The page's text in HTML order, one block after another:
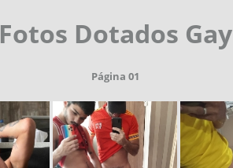
Fotos Dotados Gay
Página 01